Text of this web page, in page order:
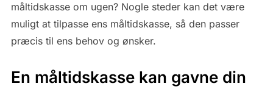
måltidskasse om ugen? Nogle steder kan det være
muligt at tilpasse ens måltidskasse, så den passer
præcis til ens behov og ønsker.
En måltidskasse kan gavne din